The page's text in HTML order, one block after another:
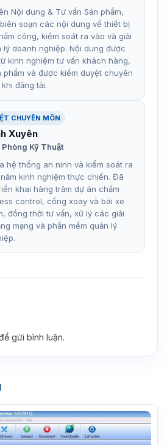
Nội dung & Tư vấn Sản phẩm,
soạn các nội dung về thiết bị
công, kiểm soát ra vào và giải
lý doanh nghiệp. Nội dung được
kinh nghiệm tư vấn khách hàng,
phẩm và được kiểm duyệt chuyên
đăng tải.
CHUYÊN MÔN
Xuyên
Kỹ Thuật
hệ thống an ninh và kiểm soát ra
kinh nghiệm thực chiến. Đã
khai hàng trăm dự án chấm
control, cổng xoay và bãi xe
đồng thời tư vấn, xử lý các giải
mạng và phần mềm quản lý
gửi bình luận.